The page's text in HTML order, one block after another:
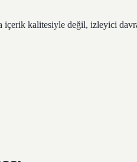
kalitesiyle değil, izleyici